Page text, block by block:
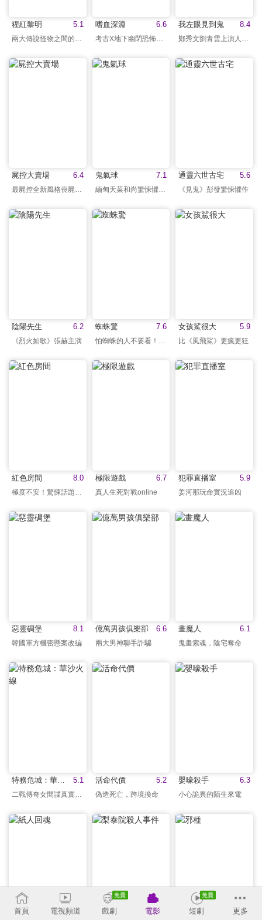
5.1
猩紅黎明 6.6
嗜血深淵
考古X地下幽閉恐怖電影
8.4
我左眼見到鬼
6.4
屍控大賣場
最屍控全新風格喪屍喜劇
7.1
鬼氣球
緬甸天菜和尚驚悚懼作！
5.6
通靈六世古宅
《見鬼》彭發驚悚懼作
6.2
陰陽先生
《烈火如歌》張赫主演
7.6
蜘蛛驚
怕蜘蛛的人不要看！！！
5.9
女孩鯊很大
比《風飛鯊》更瘋更狂
8.0
紅色房間 6.7
極限遊戲
真人生死對戰online
5.9
犯罪直播室
姜河那玩命實況追凶
8.1
惡靈碉堡
韓國軍方機密懸案改編
6.6
億萬男孩俱樂部
兩大男神聯手詐騙
6.1
畫魔人
鬼畫索魂，陰宅奪命
5.1
特務危城：華沙火線
二戰傳奇女間諜真實事蹟
5.2
活命代價
偽造死亡，跨境換命
6.3
嬰嚎殺手
小心詭異的陌生來電
首頁 電視頻道 戲劇 電影 短劇 更多